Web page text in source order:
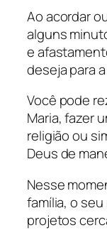
Ao acordar
alguns
e
deseja para
Você pode
Maria, fazer
religião ou
Deus de
Nesse
família, o
projetos